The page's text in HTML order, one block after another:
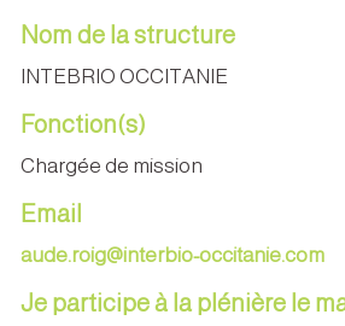
Nom de la structure
INTEBRIO OCCITANIE
Fonction(s)
Chargée de mission
Email
aude.roig@interbio-occitanie.com
Je participe à la plénière le